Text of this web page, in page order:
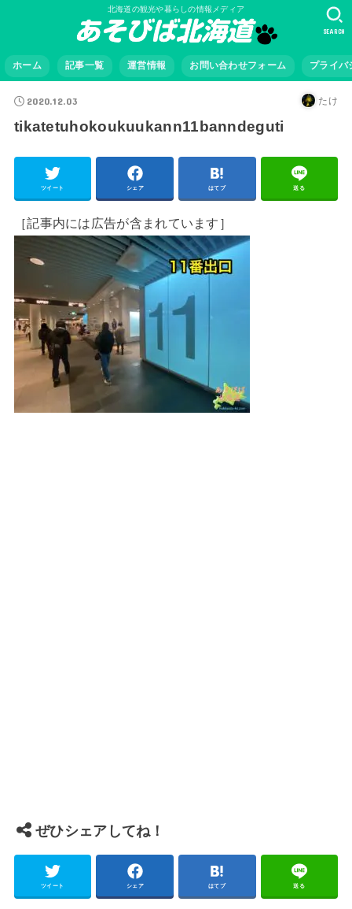
北海道の観光や暮らしの情報メディア
ホーム 記事一覧 運営情報 お問い合わせフォーム プライバ
SEARCH
2020.12.03 たけ
tikatetuhokoukuukann11banndeguti
ツイート シェア はてブ 送る
［記事内には広告が含まれています］
ぜひシェアしてね！
ツイート シェア はてブ 送る